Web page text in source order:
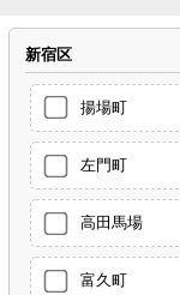
新宿区
揚場町
左門町
高田馬場
富久町